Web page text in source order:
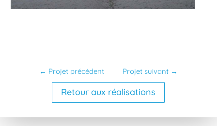
← Projet précédent Projet suivant →
Retour aux réalisations